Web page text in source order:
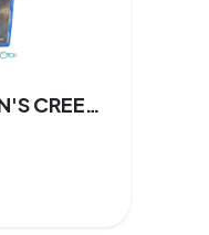
SONY PS4 ASSASSIN'S CREED SYNDICATE Playstation 4